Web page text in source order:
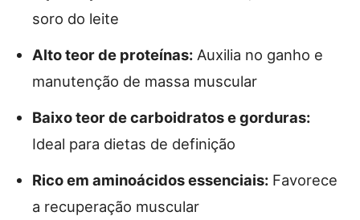
soro do leite
Alto teor de proteínas: Auxilia no ganho e
manutenção de massa muscular
Baixo teor de carboidratos e gorduras:
Ideal para dietas de definição
Rico em aminoácidos essenciais: Favorece
a recuperação muscular